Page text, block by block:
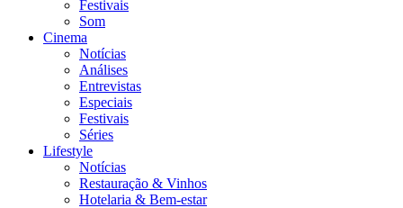
Festivais
Som
Cinema
Notícias
Análises
Entrevistas
Especiais
Festivais
Séries
Lifestyle
Notícias
Restauração & Vinhos
Hotelaria & Bem-estar